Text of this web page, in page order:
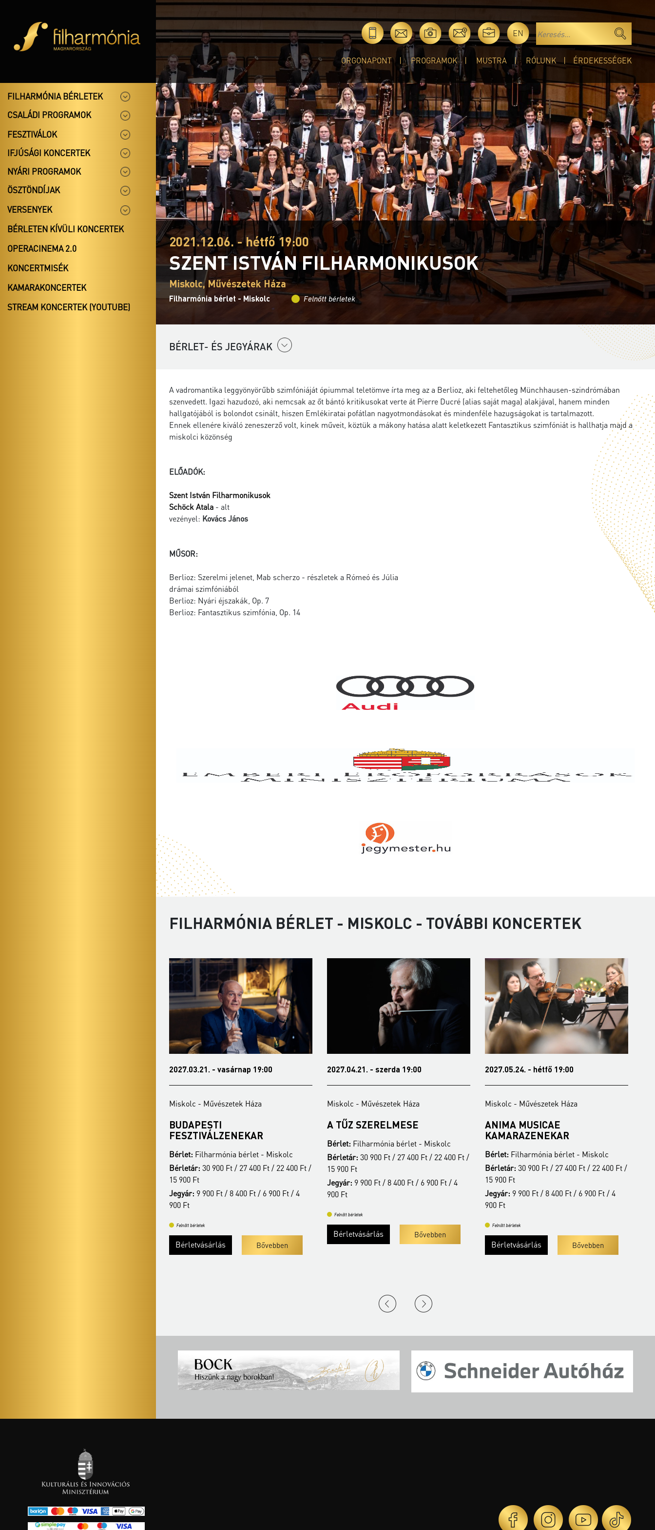
EN
ORGONAPONT PROGRAMOK MUSTRA RÓLUNK ÉRDEKESSÉGEK
FILHARMÓNIA BÉRLETEK
CSALÁDI PROGRAMOK
FESZTIVÁLOK
IFJÚSÁGI KONCERTEK
NYÁRI PROGRAMOK
ÖSZTÖNDÍJAK
VERSENYEK
BÉRLETEN KÍVÜLI KONCERTEK
OPERACINEMA 2.0
KONCERTMISÉK
KAMARAKONCERTEK
STREAM KONCERTEK (YOUTUBE)
2021.12.06. - hétfő 19:00
SZENT ISTVÁN FILHARMONIKUSOK
Miskolc, Művészetek Háza
Filharmónia bérlet - Miskolc Felnőtt bérletek
BÉRLET- ÉS JEGYÁRAK
A vadromantika leggyönyörűbb szimfóniáját ópiummal teletömve írta meg az a Berlioz, aki feltehetőleg Münchhausen-szindrómában
szenvedett. Igazi hazudozó, aki nemcsak az őt bántó kritikusokat verte át Pierre Ducré (alias saját maga) alakjával, hanem minden
hallgatójából is bolondot csinált, hiszen Emlékiratai pofátlan nagyotmondásokat és mindenféle hazugságokat is tartalmazott.
Ennek ellenére kiváló zeneszerző volt, kinek műveit, köztük a mákony hatása alatt keletkezett Fantasztikus szimfóniát is hallhatja majd a
miskolci közönség
ELŐADÓK:
Szent István Filharmonikusok
Schöck Atala - alt
vezényel: Kovács János
MŰSOR:
Berlioz: Szerelmi jelenet, Mab scherzo - részletek a Rómeó és Júlia
drámai szimfóniából
Berlioz: Nyári éjszakák, Op. 7
Berlioz: Fantasztikus szimfónia, Op. 14
FILHARMÓNIA BÉRLET - MISKOLC - TOVÁBBI KONCERTEK
2027.03.21. - vasárnap 19:00
Miskolc - Művészetek Háza
BUDAPESTI
FESZTIVÁLZENEKAR
Bérlet: Filharmónia bérlet - Miskolc
Bérletár: 30 900 Ft / 27 400 Ft / 22 400 Ft /
15 900 Ft
Jegyár: 9 900 Ft / 8 400 Ft / 6 900 Ft / 4
900 Ft
Felnőtt bérletek
Bérletvásárlás Bővebben
2027.04.21. - szerda 19:00
Miskolc - Művészetek Háza
A TŰZ SZERELMESE
Bérlet: Filharmónia bérlet - Miskolc
Bérletár: 30 900 Ft / 27 400 Ft / 22 400 Ft /
15 900 Ft
Jegyár: 9 900 Ft / 8 400 Ft / 6 900 Ft / 4
900 Ft
Felnőtt bérletek
Bérletvásárlás Bővebben
2027.05.24. - hétfő 19:00
Miskolc - Művészetek Háza
ANIMA MUSICAE
KAMARAZENEKAR
Bérlet: Filharmónia bérlet - Miskolc
Bérletár: 30 900 Ft / 27 400 Ft / 22 400 Ft /
15 900 Ft
Jegyár: 9 900 Ft / 8 400 Ft / 6 900 Ft / 4
900 Ft
Felnőtt bérletek
Bérletvásárlás Bővebben